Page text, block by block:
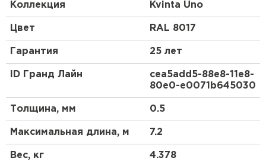
Коллекция Kvinta Uno
Цвет RAL 8017
Гарантия 25 лет
ID Гранд Лайн
cea5add5-88e8-11e8-
80e0-e0071b645030
Толщина, мм 0.5
Максимальная длина, м 7.2
Вес, кг 4.378